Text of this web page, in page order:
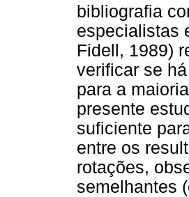
bibliografia
especialistas
Fidell, 1989)
verificar se
para a
presente
suficiente
entre os
rotações,
semelhantes